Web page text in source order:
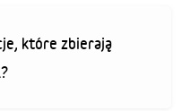
które zbierają